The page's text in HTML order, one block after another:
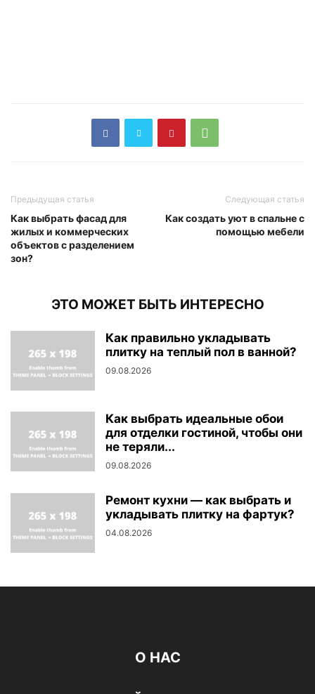
Предыдущая статья
Как выбрать фасад для
жилых и коммерческих
объектов с разделением
зон?
Следующая статья
Как создать уют в спальне с
помощью мебели
ЭТО МОЖЕТ БЫТЬ ИНТЕРЕСНО
Как правильно укладывать
плитку на теплый пол в ванной?
09.08.2026
Как выбрать идеальные обои
для отделки гостиной, чтобы они
не теряли...
09.08.2026
Ремонт кухни — как выбрать и
укладывать плитку на фартук?
04.08.2026
О НАС